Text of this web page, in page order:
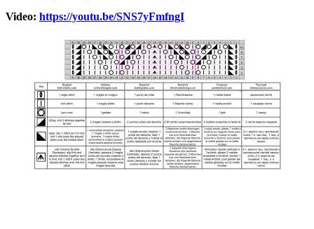
Video: https://youtu.be/SNS7yFmfngI